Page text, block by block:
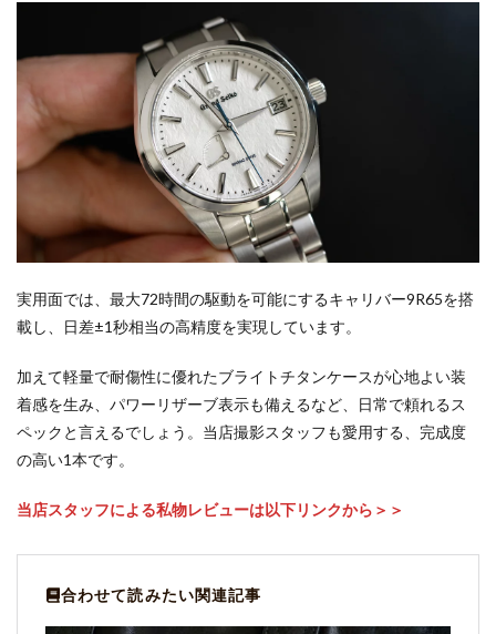
実用面では、最大72時間の駆動を可能にするキャリバー9R65を搭
載し、日差±1秒相当の高精度を実現しています。
加えて軽量で耐傷性に優れたブライトチタンケースが心地よい装
着感を生み、パワーリザーブ表示も備えるなど、日常で頼れるス
ペックと言えるでしょう。当店撮影スタッフも愛用する、完成度
の高い1本です。
当店スタッフによる私物レビューは以下リンクから＞＞